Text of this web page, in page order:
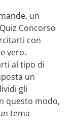
un
Concorso
con
vero.
al tipo di
un
gli
questo modo,
tema